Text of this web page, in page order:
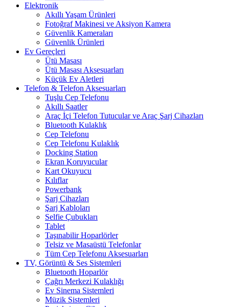
Elektronik
Akıllı Yaşam Ürünleri
Fotoğraf Makinesi ve Aksiyon Kamera
Güvenlik Kameraları
Güvenlik Ürünleri
Ev Gereçleri
Ütü Masası
Ütü Masası Aksesuarları
Küçük Ev Aletleri
Telefon & Telefon Aksesuarları
Tuşlu Cep Telefonu
Akıllı Saatler
Araç İçi Telefon Tutucular ve Araç Şarj Cihazları
Bluetooth Kulaklık
Cep Telefonu
Cep Telefonu Kulaklık
Docking Station
Ekran Koruyucular
Kart Okuyucu
Kılıflar
Powerbank
Şarj Cihazları
Şarj Kabloları
Selfie Çubukları
Tablet
Taşınabilir Hoparlörler
Telsiz ve Masaüstü Telefonlar
Tüm Cep Telefonu Aksesuarları
TV, Görüntü & Ses Sistemleri
Bluetooth Hoparlör
Çağrı Merkezi Kulaklığı
Ev Sinema Sistemleri
Müzik Sistemleri